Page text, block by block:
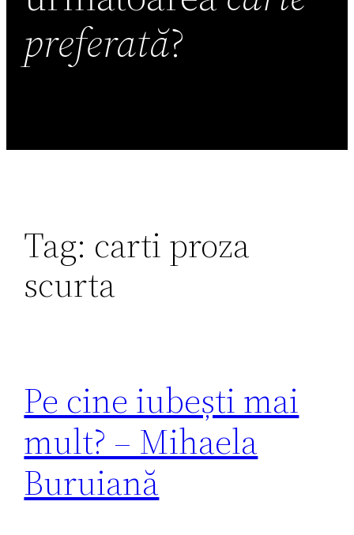
preferată?
Tag: carti proza
scurta
Pe cine iubești mai
mult? – Mihaela
Buruiană